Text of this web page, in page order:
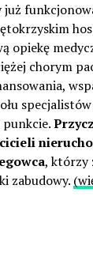
już
opiekę
chorym
, którzy
zabudowy.